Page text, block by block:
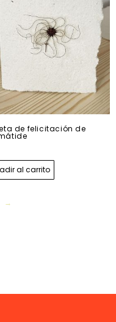
de felicitación de
al carrito
→